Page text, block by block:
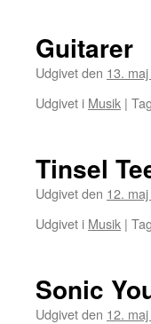
Guitarer
Udgivet den 13.
Udgivet i Musik |
Tinsel
Udgivet den 12.
Udgivet i Musik |
Sonic
Udgivet den 12.